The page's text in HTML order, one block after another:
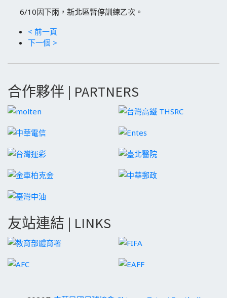
6/10因下雨，新北區暫停訓練乙次。
< 前一頁
下一個 >
合作夥伴 | PARTNERS
友站連結 | LINKS